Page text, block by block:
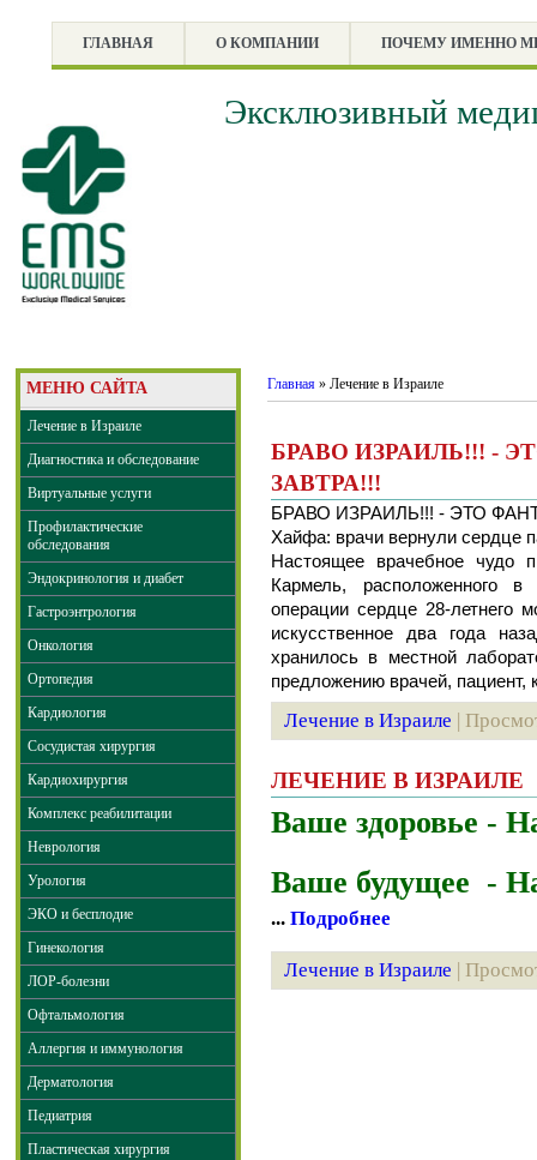
ГЛАВНАЯ О КОМПАНИИ ПОЧЕМУ ИМЕННО
Эксклюзивный
МЕНЮ САЙТА
Лечение в Израиле
Диагностика и обследование
Виртуальные услуги
Профилактические
обследования
Эндокринология и диабет
Гастроэнтрология
Онкология
Ортопедия
Кардиология
Сосудистая хирургия
Кардиохирургия
Комплекс реабилитации
Неврология
Урология
ЭКО и бесплодие
Гинекология
ЛОР-болезни
Офтальмология
Аллергия и иммунология
Дерматология
Педиатрия
Пластическая хирургия
Главная » Лечение в Израиле
БРАВО ИЗРАИЛЬ!!! -
ЗАВТРА!!!
БРАВО ИЗРАИЛЬ!!! - ЭТО
Хайфа: врачи вернули сердце
Настоящее врачебное чудо
Кармель, расположенного
операции сердце 28-летнего
искусственное два года
хранилось в местной
предложению врачей, пациент,
Лечение в Израиле |
ЛЕЧЕНИЕ В ИЗРАИЛЕ
Ваше здоровье -
Ваше будущее -
... Подробнее
Лечение в Израиле |